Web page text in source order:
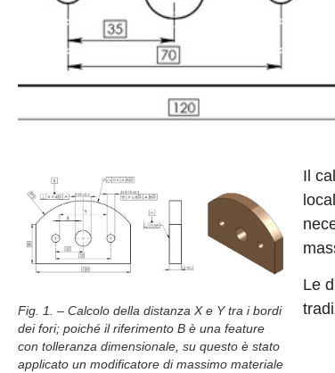
Fig. 1. – Calcolo della distanza X e Y tra i bordi
dei fori; poiché il riferimento B è una feature
con tolleranza dimensionale, su questo è stato
applicato un modificatore di massimo materiale
Il
Le